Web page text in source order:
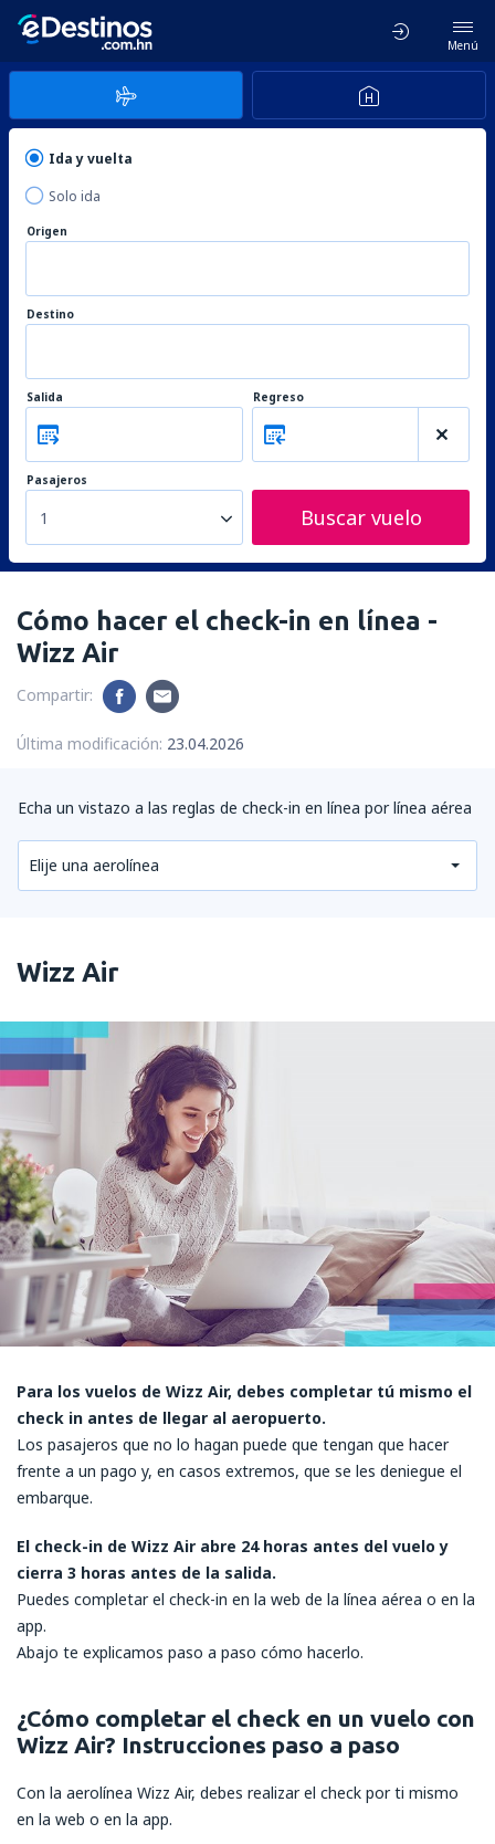
Menú
Ida y vuelta
Solo ida
Origen
Destino
Salida Regreso
Pasajeros
1 Buscar vuelo
Cómo hacer el check-in en línea -
Wizz Air
Compartir:
Última modificación: 23.04.2026
Echa un vistazo a las reglas de check-in en línea por línea aérea
Elije una aerolínea
Wizz Air
Para los vuelos de Wizz Air, debes completar tú mismo el
check in antes de llegar al aeropuerto.
Los pasajeros que no lo hagan puede que tengan que hacer
frente a un pago y, en casos extremos, que se les deniegue el
embarque.
El check-in de Wizz Air abre 24 horas antes del vuelo y
cierra 3 horas antes de la salida.
Puedes completar el check-in en la web de la línea aérea o en la
app.
Abajo te explicamos paso a paso cómo hacerlo.
¿Cómo completar el check en un vuelo con
Wizz Air? Instrucciones paso a paso
Con la aerolínea Wizz Air, debes realizar el check por ti mismo
en la web o en la app.